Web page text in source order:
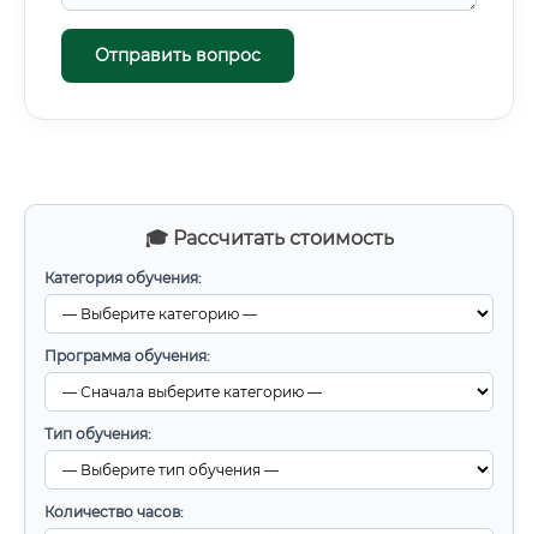
🎓 Рассчитать стоимость
Категория обучения:
Программа обучения:
Тип обучения:
Количество часов:
Отправить вопрос